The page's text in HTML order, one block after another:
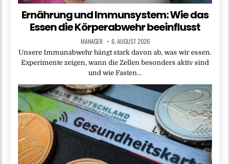
Ernährung und Immunsystem: Wie das
Essen die Körperabwehr beeinflusst
MANAGER 6. AUGUST 2026
Unsere Immunabwehr hängt stark davon ab, was wir essen.
Experimente zeigen, wann die Zellen besonders aktiv sind
und wie Fasten…